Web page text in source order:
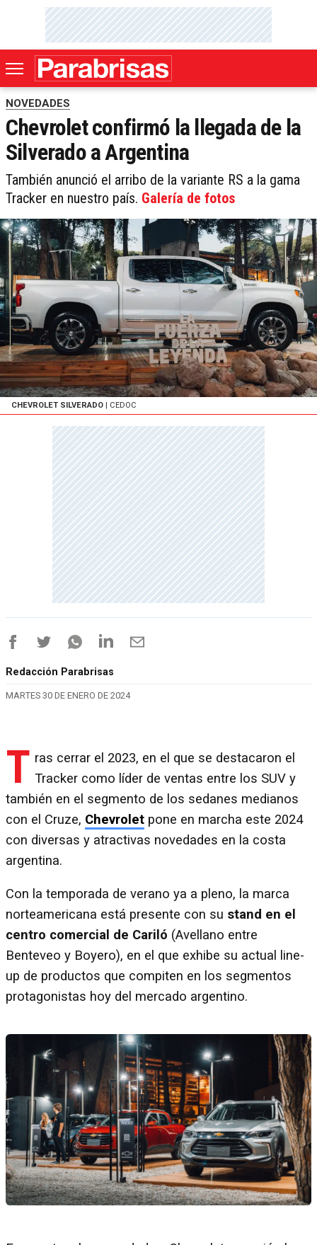
NOVEDADES
Chevrolet confirmó la llegada de la
Silverado a Argentina
También anunció el arribo de la variante RS a la gama
Tracker en nuestro país. Galería de fotos
CHEVROLET SILVERADO | CEDOC
Redacción Parabrisas
MARTES 30 DE ENERO DE 2024
T ras cerrar el 2023, en el que se destacaron el
Tracker como líder de ventas entre los SUV y
también en el segmento de los sedanes medianos
con el Cruze, Chevrolet pone en marcha este 2024
con diversas y atractivas novedades en la costa
argentina.
Con la temporada de verano ya a pleno, la marca
norteamericana está presente con su stand en el
centro comercial de Cariló (Avellano entre
Benteveo y Boyero), en el que exhibe su actual line-
up de productos que compiten en los segmentos
protagonistas hoy del mercado argentino.